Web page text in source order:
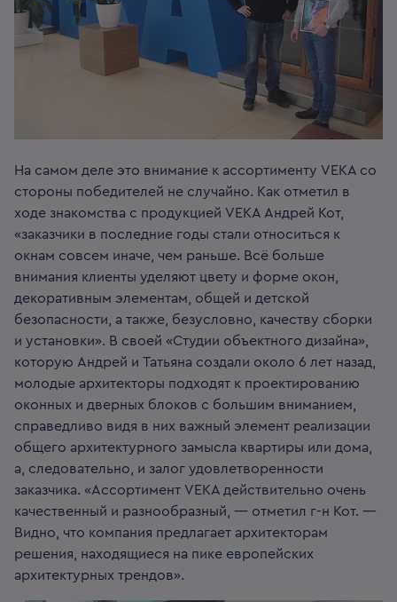
На самом деле это внимание к ассортименту VEKA со
стороны победителей не случайно. Как отметил в
ходе знакомства с продукцией VEKA Андрей Кот,
«заказчики в последние годы стали относиться к
окнам совсем иначе, чем раньше. Всё больше
внимания клиенты уделяют цвету и форме окон,
декоративным элементам, общей и детской
безопасности, а также, безусловно, качеству сборки
и установки». В своей «Студии объектного дизайна»,
которую Андрей и Татьяна создали около 6 лет назад,
молодые архитекторы подходят к проектированию
оконных и дверных блоков с большим вниманием,
справедливо видя в них важный элемент реализации
общего архитектурного замысла квартиры или дома,
а, следовательно, и залог удовлетворенности
заказчика. «Ассортимент VEKA действительно очень
качественный и разнообразный, — отметил г-н Кот. —
Видно, что компания предлагает архитекторам
решения, находящиеся на пике европейских
архитектурных трендов».